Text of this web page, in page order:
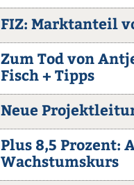
FIZ: Marktanteil
Zum Tod von
Fisch + Tipps
Neue
Plus 8,5 Prozent:
Wachstumskurs